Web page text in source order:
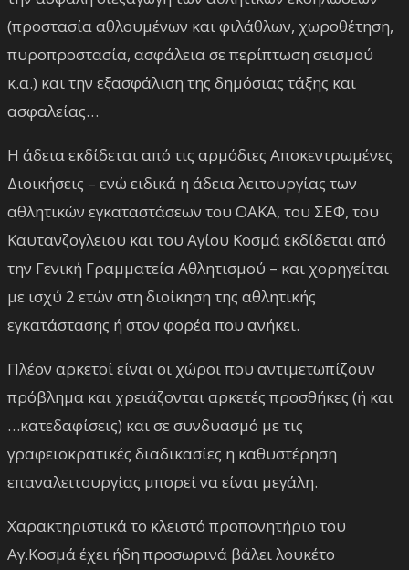
(προστασία αθλουμένων και φιλάθλων, χωροθέτηση,
πυροπροστασία, ασφάλεια σε περίπτωση σεισμού
κ.α.) και την εξασφάλιση της δημόσιας τάξης και
ασφαλείας…
Η άδεια εκδίδεται από τις αρμόδιες Αποκεντρωμένες
Διοικήσεις – ενώ ειδικά η άδεια λειτουργίας των
αθλητικών εγκαταστάσεων του ΟΑΚΑ, του ΣΕΦ, του
Καυτανζογλειου και του Αγίου Κοσμά εκδίδεται από
την Γενική Γραμματεία Αθλητισμού – και χορηγείται
με ισχύ 2 ετών στη διοίκηση της αθλητικής
εγκατάστασης ή στον φορέα που ανήκει.
Πλέον αρκετοί είναι οι χώροι που αντιμετωπίζουν
πρόβλημα και χρειάζονται αρκετές προσθήκες (ή και
…κατεδαφίσεις) και σε συνδυασμό με τις
γραφειοκρατικές διαδικασίες η καθυστέρηση
επαναλειτουργίας μπορεί να είναι μεγάλη.
Χαρακτηριστικά το κλειστό προπονητήριο του
Αγ.Κοσμά έχει ήδη προσωρινά βάλει λουκέτο